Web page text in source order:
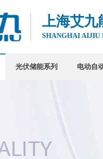
上海艾九
SHANGHAI AIJIU
光伏储能系列 电动自